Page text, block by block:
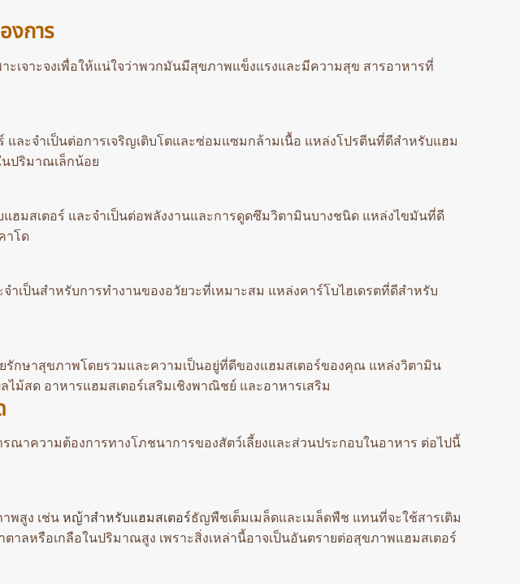
งการ
ะเจาะจงเพื่อให้แน่ใจว่าพวกมันมีสุขภาพแข็งแรงและมีความสุข สารอาหารที่
และจำเป็นต่อการเจริญเติบโตและซ่อมแซมกล้ามเนื้อ แหล่งโปรตีนที่ดีสำหรับแฮม
ปริมาณเล็กน้อย
มสเตอร์ และจำเป็นต่อพลังงานและการดูดซึมวิตามินบางชนิด แหล่งไขมันที่ดี
าโด
ำเป็นสำหรับการทำงานของอวัยวะที่เหมาะสม แหล่งคาร์โบไฮเดรตที่ดีสำหรับ
รักษาสุขภาพโดยรวมและความเป็นอยู่ที่ดีของแฮมสเตอร์ของคุณ แหล่งวิตามิน
ม้สด อาหารแฮมสเตอร์เสริมเชิงพาณิชย์ และอาหารเสริม
ณาความต้องการทางโภชนาการของสัตว์เลี้ยงและส่วนประกอบในอาหาร ต่อไปนี้
พสูง เช่น หญ้าสำหรับแฮมสเตอร์ธัญพืชเต็มเมล็ดและเมล็ดพืช แทนที่จะใช้สารเติม
ตาลหรือเกลือในปริมาณสูง เพราะสิ่งเหล่านี้อาจเป็นอันตรายต่อสุขภาพแฮมสเตอร์